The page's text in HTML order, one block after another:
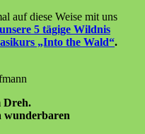
auf diese Weise mit uns
unsere 5 tägige Wildnis
„Into the Wald“.
Dreh.
wunderbaren